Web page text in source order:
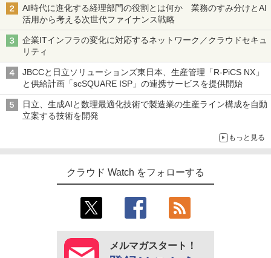
AI時代に進化する経理部門の役割とは何か 業務のすみ分けとAI
活用から考える次世代ファイナンス戦略
企業ITインフラの変化に対応するネットワーク／クラウドセキュ
リティ
JBCCと日立ソリューションズ東日本、生産管理「R-PiCS NX」
と供給計画「scSQUARE ISP」の連携サービスを提供開始
日立、生成AIと数理最適化技術で製造業の生産ライン構成を自動
立案する技術を開発
もっと見る
クラウド Watch をフォローする
メルマガスタート！